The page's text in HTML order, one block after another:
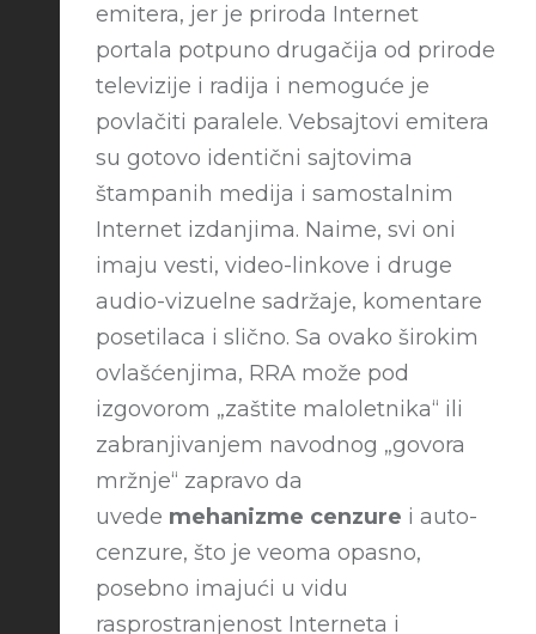
emitera, jer je priroda Internet
portala potpuno drugačija od prirode
televizije i radija i nemoguće je
povlačiti paralele. Vebsajtovi emitera
su gotovo identični sajtovima
štampanih medija i samostalnim
Internet izdanjima. Naime, svi oni
imaju vesti, video-linkove i druge
audio-vizuelne sadržaje, komentare
posetilaca i slično. Sa ovako širokim
ovlašćenjima, RRA može pod
izgovorom „zaštite maloletnika“ ili
zabranjivanjem navodnog „govora
mržnje“ zapravo da
uvede mehanizme cenzure i auto-
cenzure, što je veoma opasno,
posebno imajući u vidu
rasprostranjenost Interneta i